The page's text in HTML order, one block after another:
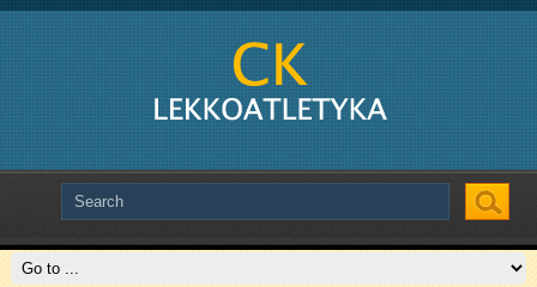
Slide # 2
Slide # 3